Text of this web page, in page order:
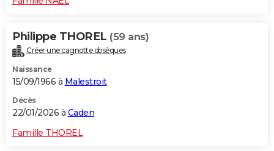
Philippe THOREL (59 ans)
Créer une cagnotte obsèques
Naissance
15/09/1966 à Malestroit
Décès
22/01/2026 à Caden
Famille THOREL